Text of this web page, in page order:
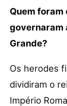
Quem foram
governaram
Grande?
Os herodes
dividiram o
Império